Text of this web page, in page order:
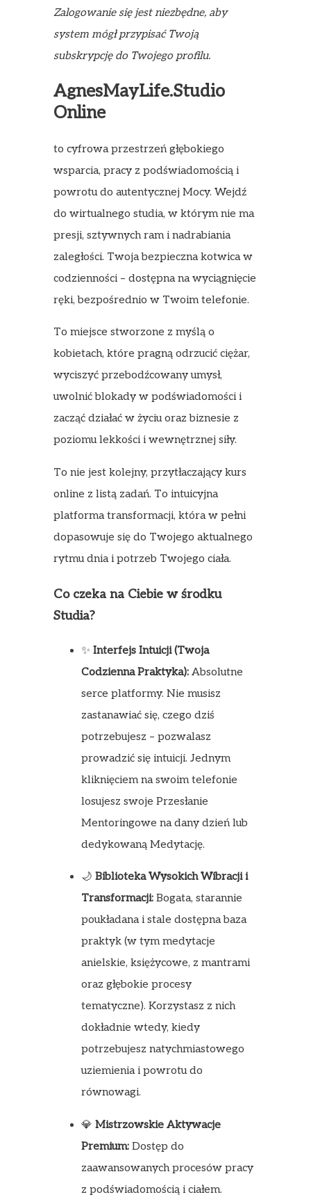
Zalogowanie się jest niezbędne, aby
system mógł przypisać Twoją
subskrypcję do Twojego profilu.
AgnesMayLife.Studio
Online
to cyfrowa przestrzeń głębokiego
wsparcia, pracy z podświadomością i
powrotu do autentycznej Mocy. Wejdź
do wirtualnego studia, w którym nie ma
presji, sztywnych ram i nadrabiania
zaległości. Twoja bezpieczna kotwica w
codzienności – dostępna na wyciągnięcie
ręki, bezpośrednio w Twoim telefonie.
To miejsce stworzone z myślą o
kobietach, które pragną odrzucić ciężar,
wyciszyć przebodźcowany umysł,
uwolnić blokady w podświadomości i
zacząć działać w życiu oraz biznesie z
poziomu lekkości i wewnętrznej siły.
To nie jest kolejny, przytłaczający kurs
online z listą zadań. To intuicyjna
platforma transformacji, która w pełni
dopasowuje się do Twojego aktualnego
rytmu dnia i potrzeb Twojego ciała.
Co czeka na Ciebie w środku
Studia?
✨ Interfejs Intuicji (Twoja
Codzienna Praktyka):Absolutne
serce platformy. Nie musisz
zastanawiać się, czego dziś
potrzebujesz – pozwalasz
prowadzić się intuicji. Jednym
kliknięciem na swoim telefonie
losujesz swoje Przesłanie
Mentoringowe na dany dzień lub
dedykowaną Medytację.
🌙 Biblioteka Wysokich Wibracji i
Transformacji:Bogata, starannie
poukładana i stale dostępna baza
praktyk (w tym medytacje
anielskie, księżycowe, z mantrami
oraz głębokie procesy
tematyczne). Korzystasz z nich
dokładnie wtedy, kiedy
potrzebujesz natychmiastowego
uziemienia i powrotu do
równowagi.
💎 Mistrzowskie Aktywacje
Premium:Dostęp do
zaawansowanych procesów pracy
z podświadomością i ciałem.